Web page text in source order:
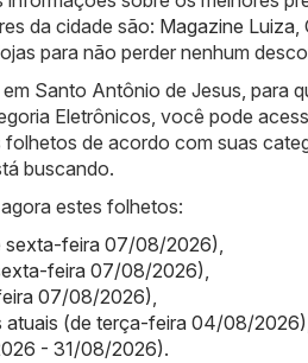
da cidade são: Magazine Luiza,
para não perder nenhum
Santo Antônio de Jesus, para
Eletrônicos, você pode
de acordo com suas
buscando.
estes folhetos:
sexta-feira 07/08/2026),
feira 07/08/2026),
07/08/2026),
atuais (de terça-feira 04/08/2026)
- 31/08/2026).